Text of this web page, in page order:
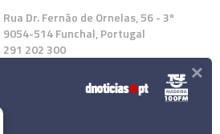
Rua Dr. Fernão de Ornelas, 56 - 3º
9054-514 Funchal, Portugal
291 202 300
Instale a nossa App ×